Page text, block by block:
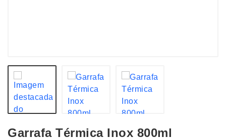
Garrafa Térmica Inox 800ml